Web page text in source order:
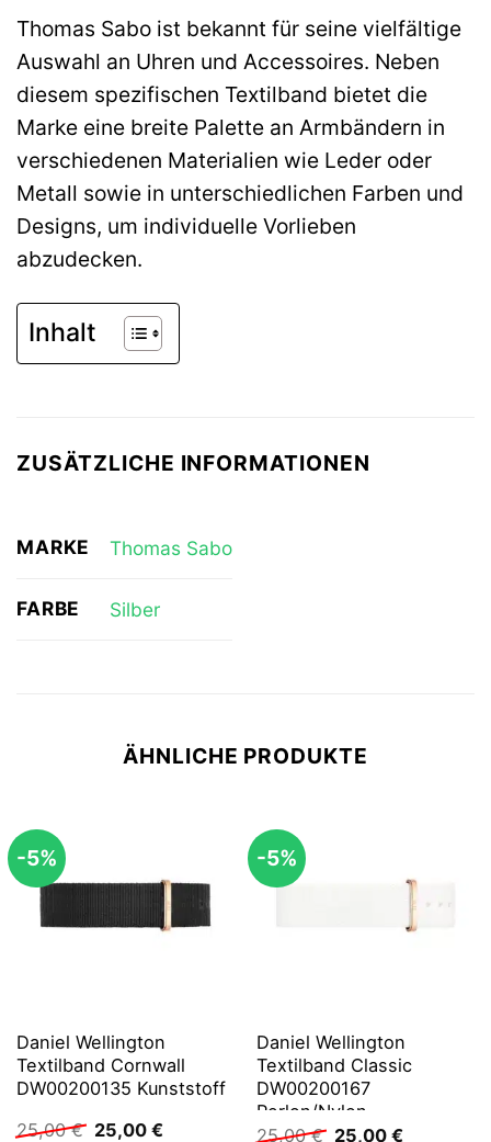
Thomas Sabo ist bekannt für seine vielfältige
Auswahl an Uhren und Accessoires. Neben
diesem spezifischen Textilband bietet die
Marke eine breite Palette an Armbändern in
verschiedenen Materialien wie Leder oder
Metall sowie in unterschiedlichen Farben und
Designs, um individuelle Vorlieben
abzudecken.
Inhalt
ZUSÄTZLICHE INFORMATIONEN
MARKE Thomas Sabo
FARBE Silber
ÄHNLICHE PRODUKTE
-5%
Daniel Wellington
Textilband Cornwall
DW00200135 Kunststoff
25,00€ Ursprünglicher
25,00 €Aktueller
-5%
Daniel Wellington
Textilband Classic
DW00200167
Perlon/Nylon
25,00€ Ursprünglicher
25,00 €Aktueller